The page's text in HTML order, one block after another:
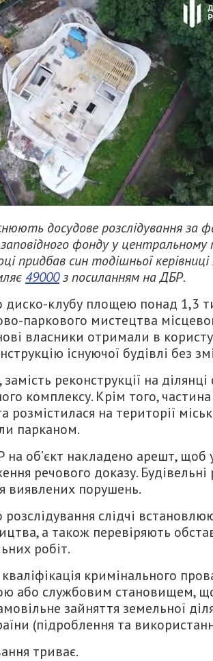
досудове розслідування за
фонду у
придбав син тодішньої
49000з посиланням на ДБР.
диско-клубу площею понад 1,3
паркового мистецтва
власники отримали в
існуючої будівлі без
реконструкції на
комплексу. Крім того,
розмістилася на території
парканом.
об’єкт накладено арешт,
речового доказу.
виявлених порушень.
слідчі
а також перевіряють
робіт.
кримінального
або службовим становищем, що
зайняття земельної
(підроблення та
триває.